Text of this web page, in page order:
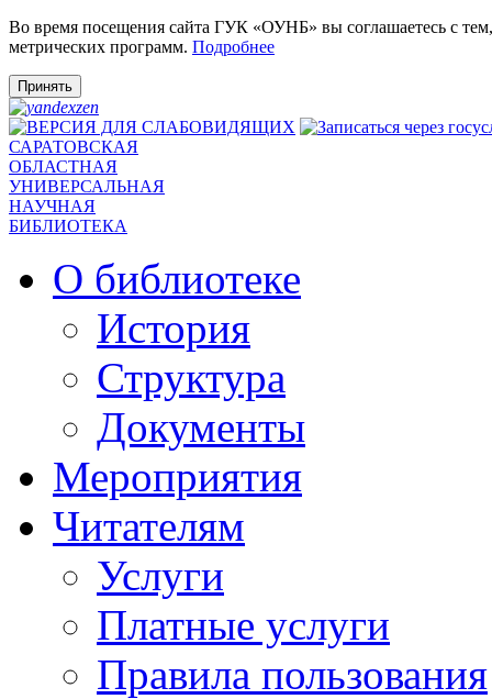
Во время посещения сайта ГУК «ОУНБ» вы соглашаетесь с
метрических программ. Подробнее
Принять
САРАТОВСКАЯ
ОБЛАСТНАЯ
УНИВЕРСАЛЬНАЯ
НАУЧНАЯ
БИБЛИОТЕКА
О библиотеке
История
Структура
Документы
Мероприятия
Читателям
Услуги
Платные услуги
Правила пользования